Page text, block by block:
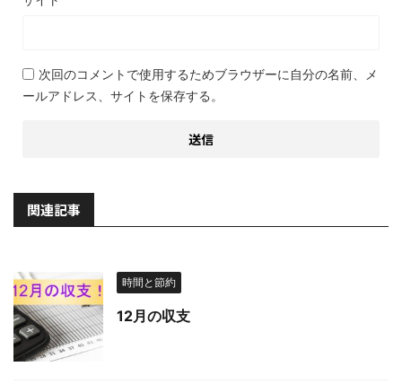
次回のコメントで使用するためブラウザーに自分の名前、メ
ールアドレス、サイトを保存する。
関連記事
時間と節約
12月の収支